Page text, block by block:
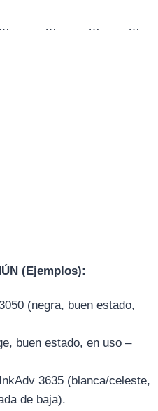
… … … …
(Ejemplos):
(negra, buen estado,
buen estado, en uso –
3635 (blanca/celeste,
de baja).